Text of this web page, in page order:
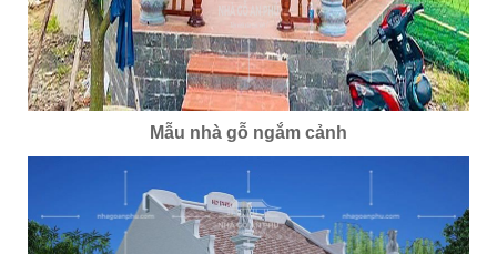
Mẫu nhà gỗ ngắm cảnh